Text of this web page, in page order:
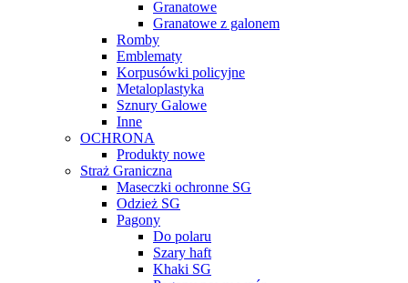
Granatowe
Granatowe z galonem
Romby
Emblematy
Korpusówki policyjne
Metaloplastyka
Sznury Galowe
Inne
OCHRONA
Produkty nowe
Straż Graniczna
Maseczki ochronne SG
Odzież SG
Pagony
Do polaru
Szary haft
Khaki SG